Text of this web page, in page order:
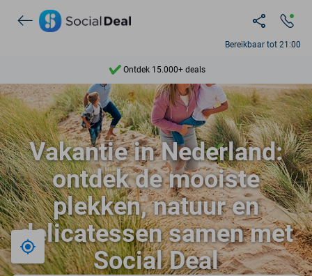
Bereikbaar tot 21:00
10+ miljoen leden
9,4
Ontdek 15.000+ deals
Vakantie in Nederland:
ontdek de mooiste
plekken, natuur en
delicatessen samen met
Social Deal
Bij mij in de buurt